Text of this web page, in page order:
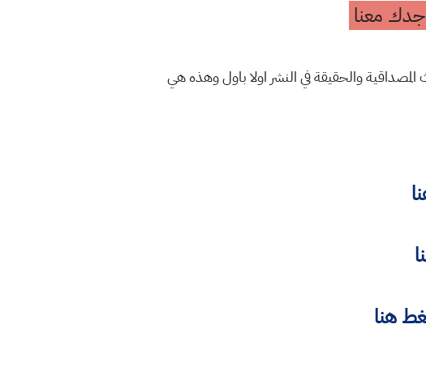
معنا
والحقيقة في النشر اولا باول وهذه هي
هنا